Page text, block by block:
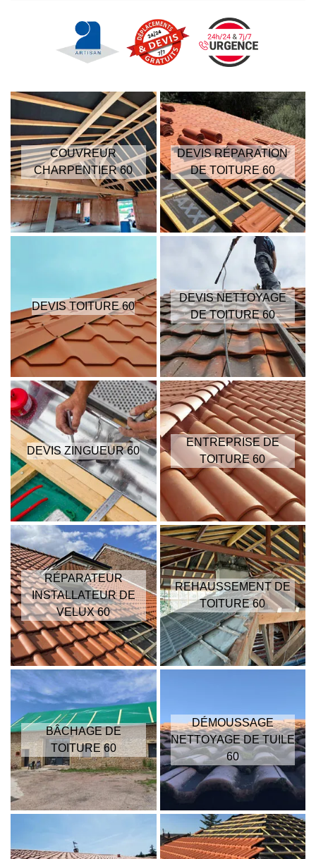
COUVREUR
CHARPENTIER 60
DEVIS RÉPARATION
DE TOITURE 60
DEVIS TOITURE 60
DEVIS NETTOYAGE
DE TOITURE 60
DEVIS ZINGUEUR 60
ENTREPRISE DE
TOITURE 60
RÉPARATEUR
INSTALLATEUR DE
VELUX 60
REHAUSSEMENT DE
TOITURE 60
BÂCHAGE DE
TOITURE 60
DÉMOUSSAGE
NETTOYAGE DE TUILE
60